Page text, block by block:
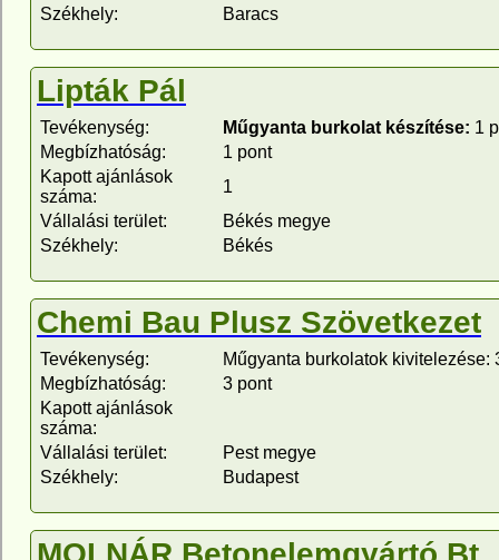
Székhely:
Baracs
Lipták Pál
Tevékenység: Műgyanta burkolat készítése: 1
Megbízhatóság:
1 pont
Kapott ajánlások
száma:
1
Vállalási terület:
Békés megye
Székhely:
Békés
Chemi Bau Plusz Szövetkezet
Tevékenység:
Műgyanta burkolatok kivitelezése:
Megbízhatóság:
3 pont
Kapott ajánlások
száma:
Vállalási terület:
Pest megye
Székhely:
Budapest